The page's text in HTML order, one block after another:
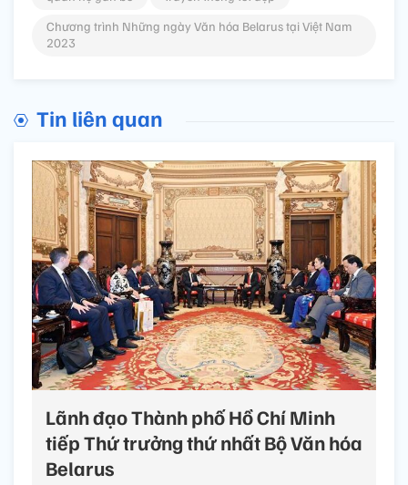
Chương trình Những ngày Văn hóa Belarus tại Việt Nam
2023
Tin liên quan
Lãnh đạo Thành phố Hồ Chí Minh
tiếp Thứ trưởng thứ nhất Bộ Văn hóa
Belarus